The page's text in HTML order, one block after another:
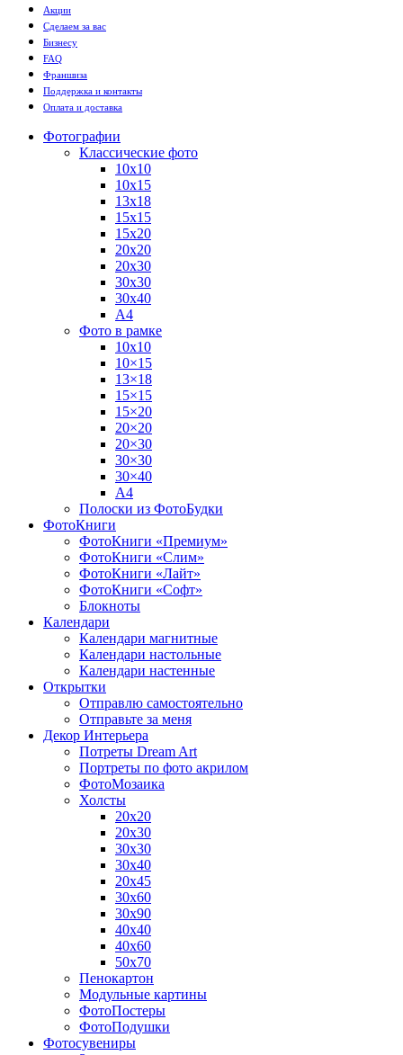
Акции
Сделаем за вас
Бизнесу
FAQ
Франшиза
Поддержка и контакты
Оплата и доставка
Фотографии
Классические фото
10х10
10х15
13х18
15х15
15х20
20х20
20х30
30х30
30х40
А4
Фото в рамке
10х10
10×15
13×18
15×15
15×20
20×20
20×30
30×30
30×40
A4
Полоски из ФотоБудки
ФотоКниги
ФотоКниги «Премиум»
ФотоКниги «Слим»
ФотоКниги «Лайт»
ФотоКниги «Софт»
Блокноты
Календари
Календари магнитные
Календари настольные
Календари настенные
Открытки
Отправлю самостоятельно
Отправьте за меня
Декор Интерьера
Потреты Dream Art
Портреты по фото акрилом
ФотоМозаика
Холсты
20х20
20х30
30х30
30х40
20х45
30х60
30х90
40х40
40х60
50х70
Пенокартон
Модульные картины
ФотоПостеры
ФотоПодушки
Фотоcувениры